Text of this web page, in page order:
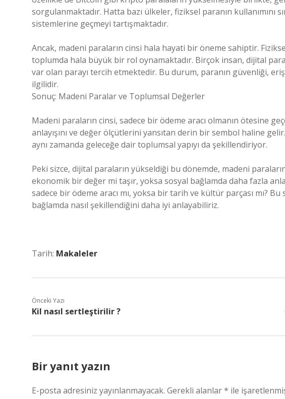
sorgulanmaktadır. Hatta bazı ülkeler, fiziksel paranın kullanımını
sistemlerine geçmeyi tartışmaktadır.
Ancak, madeni paraların cinsi hala hayati bir öneme sahiptir.
toplumda hala büyük bir rol oynamaktadır. Birçok insan, dijital
var olan parayı tercih etmektedir. Bu durum, paranın güvenliği,
ilgilidir.
Sonuç: Madeni Paralar ve Toplumsal Değerler
Madeni paraların cinsi, sadece bir ödeme aracı olmanın ötesine
anlayışını ve değer ölçütlerini yansıtan derin bir sembol haline
aynı zamanda geleceğe dair toplumsal yapıyı da şekillendiriyor.
Peki sizce, dijital paraların yükseldiği bu dönemde, madeni
ekonomik bir değer mi taşır, yoksa sosyal bağlamda daha fazla
sadece bir ödeme aracı mı, yoksa bir tarih ve kültür parçası mı?
bağlamda nasıl şekillendiğini daha iyi anlayabiliriz.
Tarih: Makaleler
Önceki Yazı
Kil nasıl sertleştirilir ?
Bir yanıt yazın
E-posta adresiniz yayınlanmayacak. Gerekli alanlar* ile